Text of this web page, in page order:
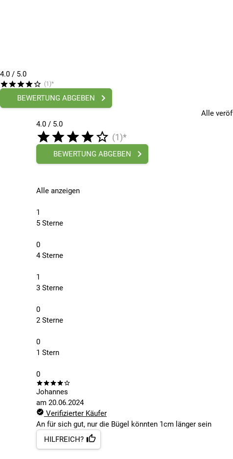
4.0 / 5.0
(1)*
BEWERTUNG ABGEBEN
Alle
4.0 / 5.0
(1)*
BEWERTUNG ABGEBEN
Alle anzeigen
1
5 Sterne
0
4 Sterne
1
3 Sterne
0
2 Sterne
0
1 Stern
0
Johannes
am 20.06.2024
Verifizierter Käufer
An für sich gut, nur die Bügel könnten 1cm länger sein
HILFREICH?